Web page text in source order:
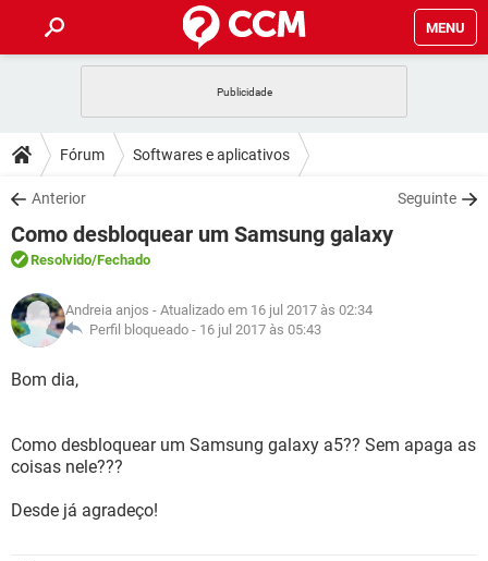
MENU
CELULAR FACEBOOK
OUTLOOK
INSTAGRAM GMAIL
GUIA DE COMPRAS
DICAS
JOGOS WHATSAPP
OUTLOOK
INSTAGRAM
GUIA DE COMPRAS
DOWNLOADS
JOGOS WHATSAPP
CELULAR
OUTLOOK EXCEL
INSTAGRAM
GUIA DE COMPRAS
FÓRUM
JOGOS
CELULAR FACEBOOK
GUIA DE COMPRAS
GLOSSÁRIO
JOGOS
CELULAR
INSTAGRAM GMAIL
Fórum Softwares e aplicativos
Anterior Seguinte
Como desbloquear um Samsung galaxy
Resolvido/Fechado
Andreia anjos - Atualizado em 16 jul 2017 às 02:34
Perfil bloqueado - 16 jul 2017 às 05:43
Bom dia,
Como desbloquear um Samsung galaxy a5?? Sem apaga as
coisas nele???
Desde já agradeço!